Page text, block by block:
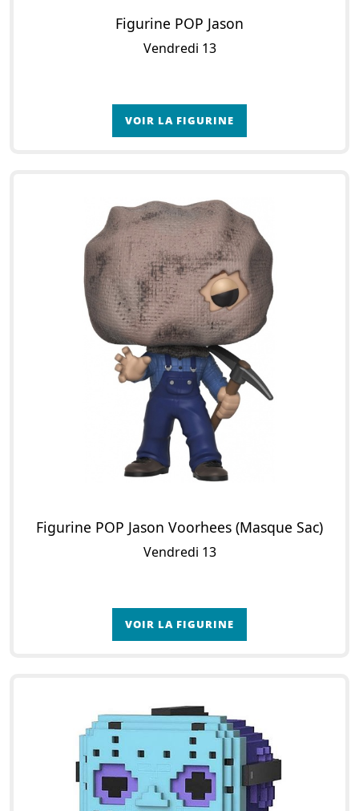
Figurine POP Jason
Vendredi 13
VOIR LA FIGURINE
Figurine POP Jason Voorhees (Masque Sac)
Vendredi 13
VOIR LA FIGURINE